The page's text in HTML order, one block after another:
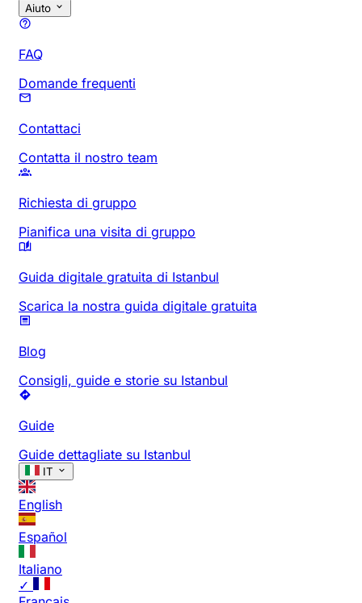
Aiuto
FAQ
Domande frequenti
Contattaci
Contatta il nostro team
Richiesta di gruppo
Pianifica una visita di gruppo
Guida digitale gratuita di Istanbul
Scarica la nostra guida digitale gratuita
Blog
Consigli, guide e storie su Istanbul
Guide
Guide dettagliate su Istanbul
IT
English
Español
Italiano
✓